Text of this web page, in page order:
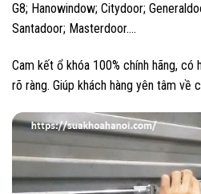
G8; Hanowindow; Citydoor;
Santadoor; Masterdoor….
Cam kết ổ khóa 100% chính hãng, có
rõ ràng. Giúp khách hàng yên tâm về